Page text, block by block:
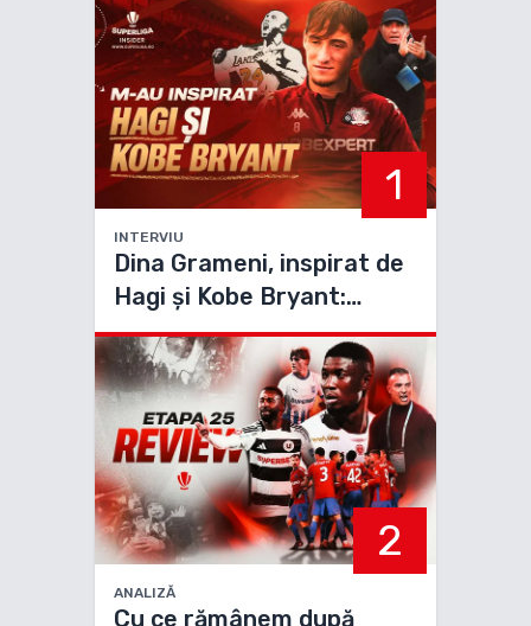
1
INTERVIU
Dina Grameni, inspirat de
Hagi și Kobe Bryant:
„Nimeni nu e imbatabil”
2
ANALIZĂ
Cu ce rămânem după